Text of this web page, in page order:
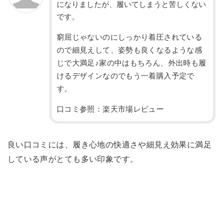
になりましたが、履いてしまうと苦しくない
です。
窮屈じゃないのにしっかり着圧されている
ので細見えして、姿勢も良くなるような感
じで大満足♪家の中はもちろん、外出時も履
けるデザインなのでもう一着購入予定で
す。
口コミ参照：楽天市場レビュー
良い口コミには、履き心地の快適さや細見え効果に満足
している声がとても多い印象です。